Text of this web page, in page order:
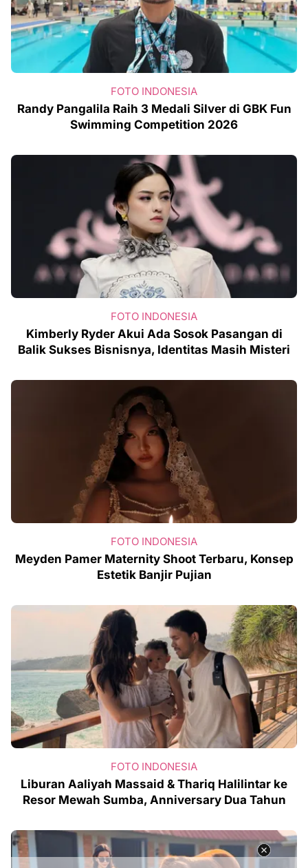
FOTO INDONESIA
Randy Pangalila Raih 3 Medali Silver di GBK Fun
Swimming Competition 2026
FOTO INDONESIA
Kimberly Ryder Akui Ada Sosok Pasangan di
Balik Sukses Bisnisnya, Identitas Masih Misteri
FOTO INDONESIA
Meyden Pamer Maternity Shoot Terbaru, Konsep
Estetik Banjir Pujian
FOTO INDONESIA
Liburan Aaliyah Massaid & Thariq Halilintar ke
Resor Mewah Sumba, Anniversary Dua Tahun